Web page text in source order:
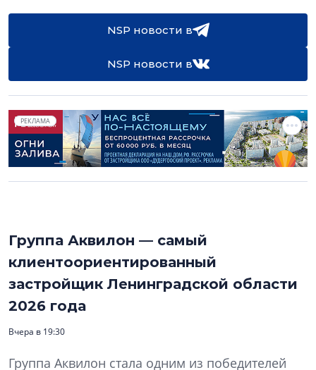
NSP новости в
NSP новости в
РЕКЛАМА
Группа Аквилон — самый
клиентоориентированный
застройщик Ленинградской области
2026 года
Вчера в 19:30
Группа Аквилон стала одним из победителей